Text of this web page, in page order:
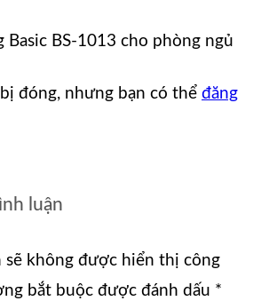
Basic BS-1013 cho phòng ngủ
đóng, nhưng bạn có thể đăng
luận
sẽ không được hiển thị công
bắt buộc được đánh dấu *